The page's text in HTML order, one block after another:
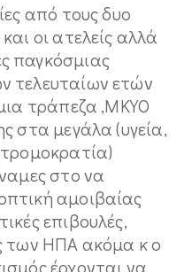
από τους δυο
οι ατελείς αλλά
παγκόσμιας
τελευταίων ετών
τράπεζα ,ΜΚΥΟ
στα μεγάλα (υγεία,
στο να
αμοιβαίας
επιβουλές,
των ΗΠΑ ακόμα κ ο
έρχονται να